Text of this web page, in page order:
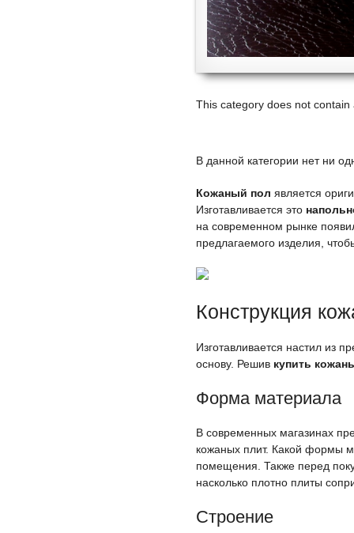
This category does not contain
В данной категории нет ни
Кожаный пол является
Изготавливается это
на современном рынке
предлагаемого изделия,
Конструкция
Изготавливается настил из
основу. Решив купить
Форма материала
В современных магазинах
кожаных плит. Какой формы
помещения. Также перед
насколько плотно плиты
Строение